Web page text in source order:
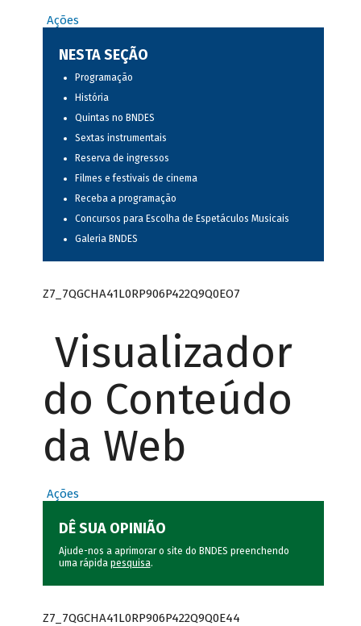
Ações
NESTA SEÇÃO
Programação
História
Quintas no BNDES
Sextas instrumentais
Reserva de ingressos
Filmes e festivais de cinema
Receba a programação
Concursos para Escolha de Espetáculos Musicais
Galeria BNDES
Z7_7QGCHA41L0RP906P422Q9Q0EO7
Visualizador
do Conteúdo
da Web
Ações
DÊ SUA OPINIÃO
Ajude-nos a aprimorar o site do BNDES preenchendo
uma rápida pesquisa.
Z7_7QGCHA41L0RP906P422Q9Q0E44